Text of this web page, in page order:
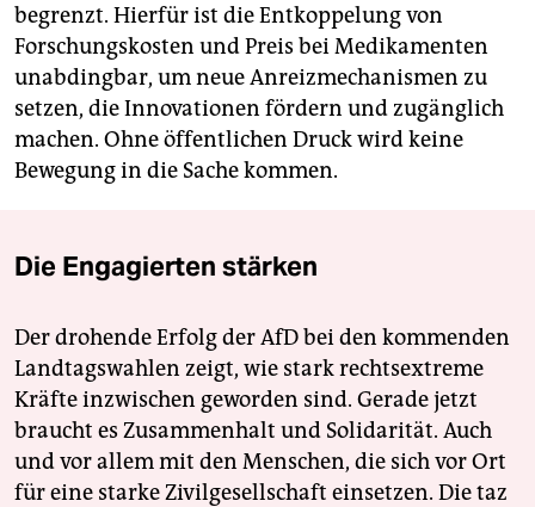
begrenzt. Hierfür ist die Entkoppelung von
Forschungskosten und Preis bei Medikamenten
unabdingbar, um neue Anreizmechanismen zu
setzen, die Innovationen fördern und zugänglich
machen. Ohne öffentlichen Druck wird keine
Bewegung in die Sache kommen.
Die Engagierten stärken
Der drohende Erfolg der AfD bei den kommenden
Landtagswahlen zeigt, wie stark rechtsextreme
Kräfte inzwischen geworden sind. Gerade jetzt
braucht es Zusammenhalt und Solidarität. Auch
und vor allem mit den Menschen, die sich vor Ort
für eine starke Zivilgesellschaft einsetzen. Die taz